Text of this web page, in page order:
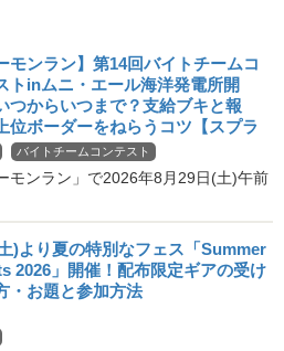
モンラン】第14回バイトチームコ
トinムニ・エール海洋発電所開
つからいつまで？支給ブキと報
位ボーダーをねらうコツ【スプラ
コン】
バイトチームコンテスト
モンラン」で2026年8月29日(土)午前
)より夏の特別なフェス「Summer
2026」開催！配布限定ギアの受け
・お題と参加方法